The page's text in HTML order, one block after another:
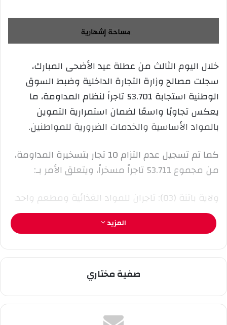
س
ل
ب
ي
د
إ
ل
ك
ر
ن
ا
خلال اليوم الثالث من عطلة عيد الأضحى المبارك،
سجلت مصالح وزارة التجارة الداخلية وضبط السوق
الوطنية استجابة 53.701 تاجراً لنظام المداومة، ما
يعكس تجاوبًا واسعًا لضمان استمرارية التموين
بالمواد الأساسية والخدمات الضرورية للمواطنين.
كما تم تسجيل عدم التزام 10 تجار بتسخيرة المداومة،
من مجموع 53.711 تاجراً مسخراً، ويتعلق الأمر بـ:
ولاية باتنة (03): تاجران للمواد الغذائية ومطعم واحد.
ولاية معسكر (01): مخبزة واحدة.
ولاية عين الدفلى (01): مخبزة واحدة.
ولاية برج بوعريريج (01): مخبزة واحدة.
المزيد
صفية مختاري